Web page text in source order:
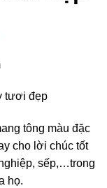
tươi đẹp
tông màu đặc
cho lời chúc tốt
sếp,…trong
họ.